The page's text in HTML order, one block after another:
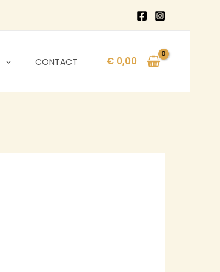
CONTACT € 0,00